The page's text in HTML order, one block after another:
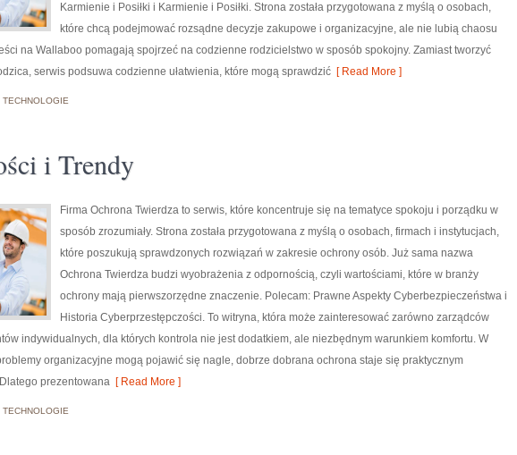
Karmienie i Posiłki i Karmienie i Posiłki. Strona została przygotowana z myślą o osobach,
które chcą podejmować rozsądne decyzje zakupowe i organizacyjne, ale nie lubią chaosu
na Wallaboo pomagają spojrzeć na codzienne rodzicielstwo w sposób spokojny. Zamiast tworzyć
serwis podsuwa codzienne ułatwienia, które mogą sprawdzić [ Read More ]
TECHNOLOGIE
i Trendy
Firma Ochrona Twierdza to serwis, które koncentruje się na tematyce spokoju i porządku w
sposób zrozumiały. Strona została przygotowana z myślą o osobach, firmach i instytucjach,
które poszukują sprawdzonych rozwiązań w zakresie ochrony osób. Już sama nazwa
Ochrona Twierdza budzi wyobrażenia z odpornością, czyli wartościami, które w branży
ochrony mają pierwszorzędne znaczenie. Polecam: Prawne Aspekty Cyberbezpieczeństwa i
Historia Cyberprzestępczości. To witryna, która może zainteresować zarówno zarządców
indywidualnych, dla których kontrola nie jest dodatkiem, ale niezbędnym warunkiem komfortu. W
organizacyjne mogą pojawić się nagle, dobrze dobrana ochrona staje się praktycznym
prezentowana [ Read More ]
TECHNOLOGIE